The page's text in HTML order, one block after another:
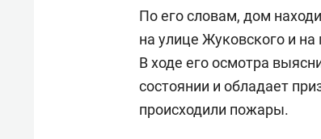
По его словам, дом
на улице Жуковского и
В ходе его осмотра
состоянии и обладает
происходили пожары.